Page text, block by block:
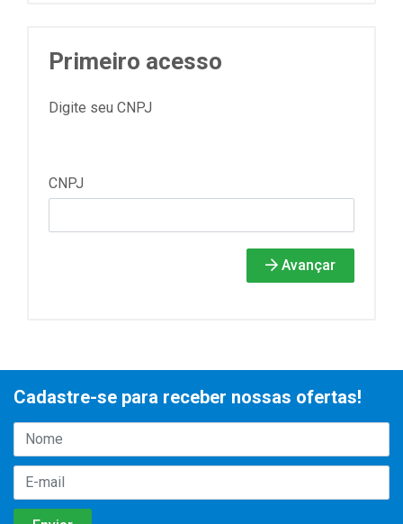
Primeiro acesso
Digite seu CNPJ
CNPJ
Avançar
Cadastre-se para receber nossas ofertas!